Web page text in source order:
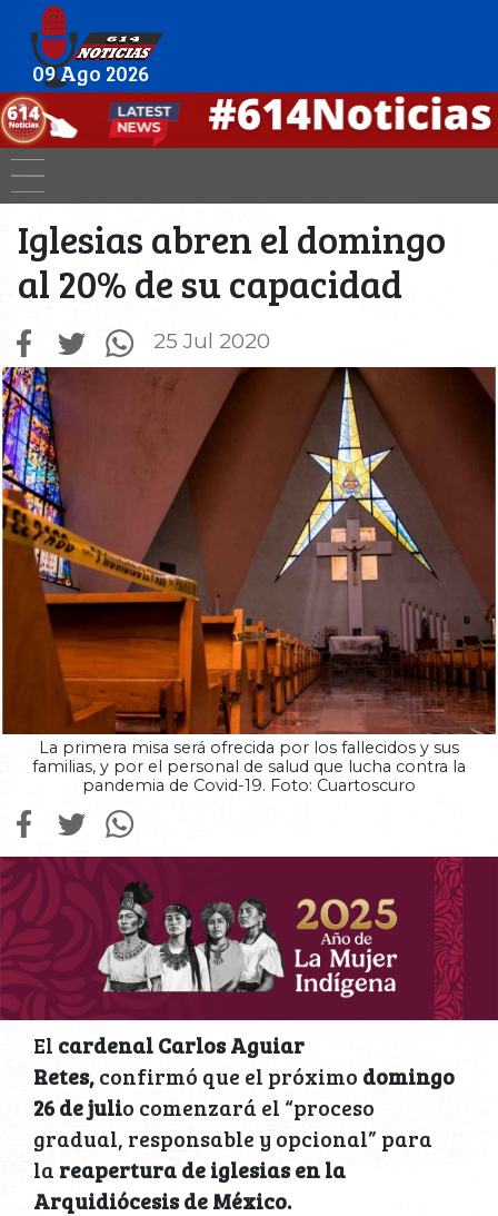
09 Ago 2026
Iglesias abren el domingo
al 20% de su capacidad
25 Jul 2020
La primera misa será ofrecida por los fallecidos y sus
familias, y por el personal de salud que lucha contra la
pandemia de Covid-19. Foto: Cuartoscuro
El cardenal Carlos Aguiar
Retes,confirmó que el próximo domingo
26 de julio comenzará el “proceso
gradual, responsable y opcional” para
la reapertura de iglesias en la
Arquidiócesis de México.